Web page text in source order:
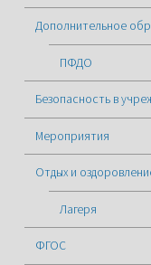
Дополнительное
ПФДО
Безопасность в
Мероприятия
Отдых и
Лагеря
ФГОС